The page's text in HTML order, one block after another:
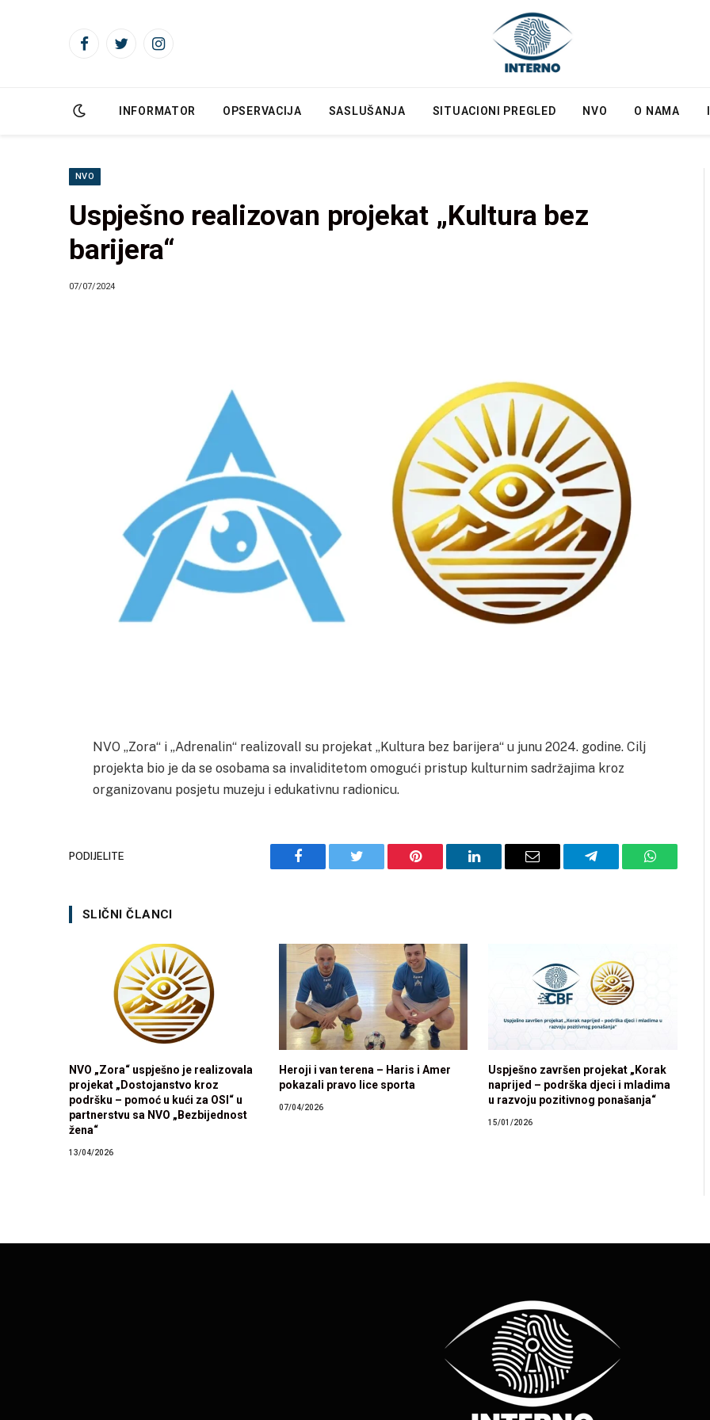
FacebookTwitterInstagram
INFORMATOR OPSERVACIJA SASLUŠANJA SITUACIONI PREGLED NVO O NAMA
NVO
Uspješno realizovan projekat „Kultura bez
barijera“
07/07/2024
NVO „Zora“ i „Adrenalin“ realizovalI su projekat „Kultura bez barijera“ u junu 2024. godine. Cilj
projekta bio je da se osobama sa invaliditetom omogući pristup kulturnim sadržajima kroz
organizovanu posjetu muzeju i edukativnu radionicu.
PODIJELITE
Facebook Twitter Pinterest LinkedIn Email Telegram WhatsApp
SLIČNI ČLANCI
NVO „Zora“ uspješno je realizovala
projekat „Dostojanstvo kroz
podršku – pomoć u kući za OSI“ u
partnerstvu sa NVO „Bezbijednost
žena“
13/04/2026
Heroji i van terena – Haris i Amer
pokazali pravo lice sporta
07/04/2026
Uspješno završen projekat „Korak
naprijed – podrška djeci i mladima
u razvoju pozitivnog ponašanja“
15/01/2026